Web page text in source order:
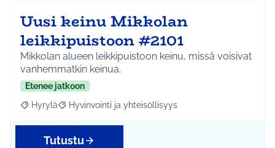
Uusi keinu Mikkolan
leikkipuistoon #2101
Mikkolan alueen leikkipuistoon keinu, missä voisivat
vanhemmatkin keinua.
Etenee jatkoon
Rajaa tulokset aihepiirin mukaan: Hyrylä
Hyrylä Rajaa tulokset teeman mukaan: Hyvinvointi ja
Hyvinvointi ja yhteisöllisyys
Tutustu